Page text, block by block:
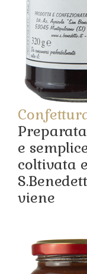
e
coltivata
viene